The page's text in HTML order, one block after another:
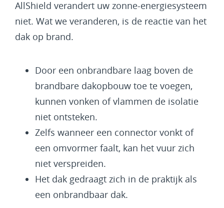
AllShield verandert uw zonne-energiesysteem
niet. Wat we veranderen, is de reactie van het
dak op brand.
Door een onbrandbare laag boven de
brandbare dakopbouw toe te voegen,
kunnen vonken of vlammen de isolatie
niet ontsteken.
Zelfs wanneer een connector vonkt of
een omvormer faalt, kan het vuur zich
niet verspreiden.
Het dak gedraagt zich in de praktijk als
een onbrandbaar dak.